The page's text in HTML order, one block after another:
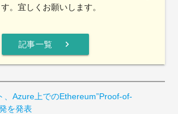
。宜しくお願いします。
記事一覧 chevron_right
、Azure上でのEthereum”Proof-of-
を発表